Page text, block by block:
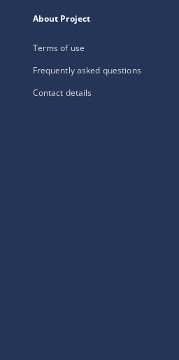
About Project
Terms of use
Frequently asked questions
Contact details